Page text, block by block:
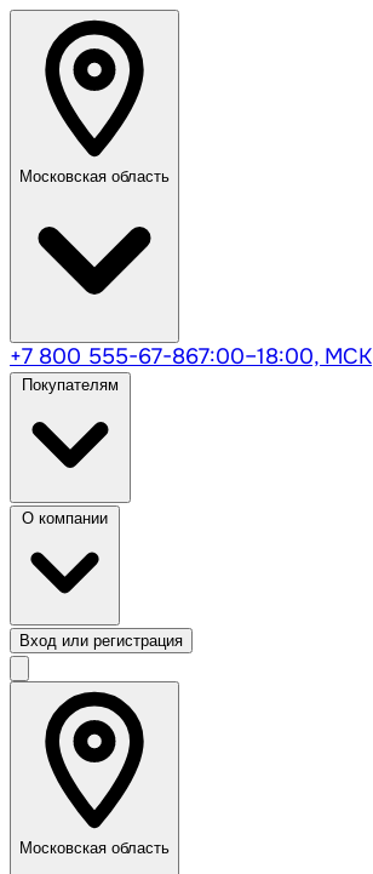
Московская область
+7 800 555-67-867:00–18:00, МСК
Вход или регистрация
Московская область